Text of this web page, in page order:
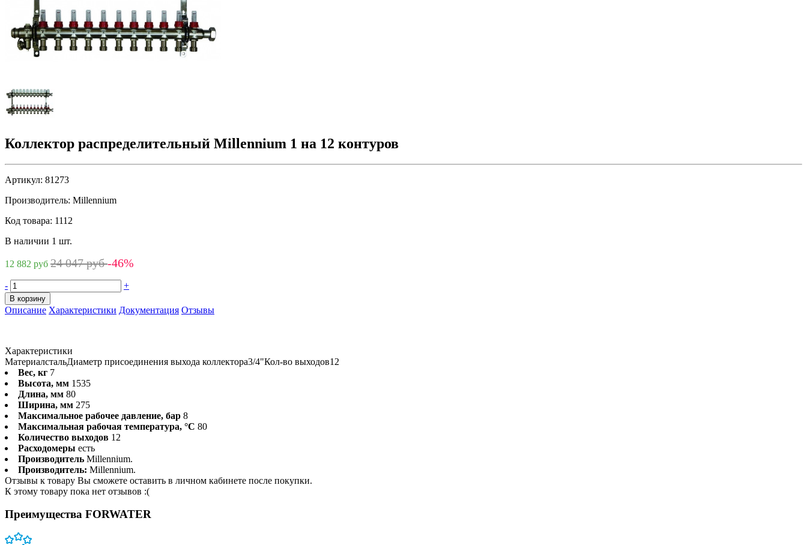
Коллектор распределительный Millennium 1 на 12 контуров
Артикул: 81273
Производитель: Millennium
Код товара: 1112
В наличии 1 шт.
12 882 руб 24 047 руб-46%
- +
В корзину
Описание Характеристики Документация Отзывы
Характеристики
МатериалстальДиаметр присоединения выхода коллектора3/4"Кол-во выходов12
Вес, кг 7
Высота, мм 1535
Длина, мм 80
Ширина, мм 275
Максимальное рабочее давление, бар 8
Максимальная рабочая температура, °С 80
Количество выходов 12
Расходомеры есть
Производитель Millennium.
Производитель: Millennium.
Отзывы к товару Вы сможете оставить в личном кабинете после покупки.
К этому товару пока нет отзывов :(
Преимущества FORWATER